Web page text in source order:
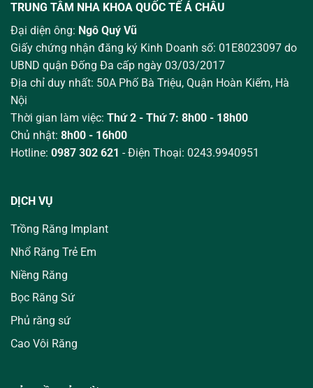
TRUNG TÂM NHA KHOA QUỐC TẾ Á CHÂU
Đại diện ông: Ngô Quý Vũ
Giấy chứng nhận đăng ký Kinh Doanh số: 01E8023097 do
UBND quận Đống Đa cấp ngày 03/03/2017
Địa chỉ duy nhất: 50A Phố Bà Triệu, Quận Hoàn Kiếm, Hà
Nội
Thời gian làm việc: Thứ 2 - Thứ 7: 8h00 - 18h00
Chủ nhật: 8h00 - 16h00
Hotline: 0987 302 621 - Điện Thoại: 0243.9940951
DỊCH VỤ
Trồng Răng Implant
Nhổ Răng Trẻ Em
Niềng Răng
Bọc Răng Sứ
Phủ răng sứ
Cao Vôi Răng